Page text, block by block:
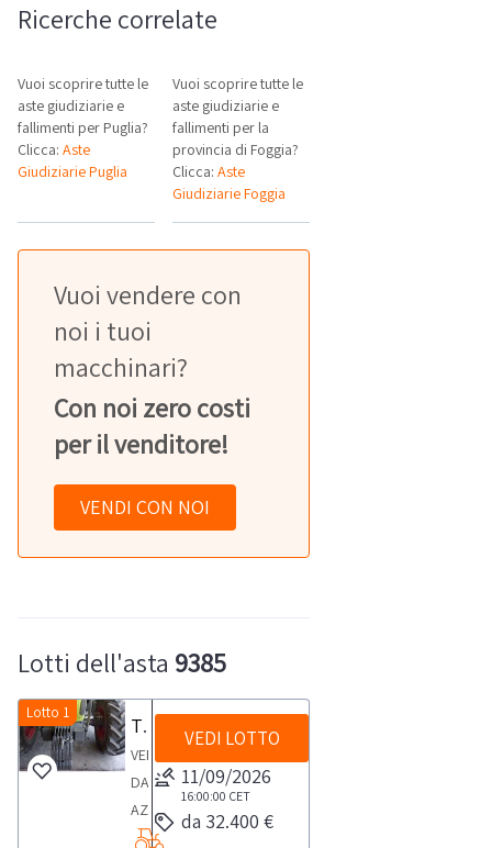
Ricerche correlate
Vuoi scoprire tutte le
aste giudiziarie e
fallimenti per Puglia?
Clicca: Aste
Giudiziarie Puglia
Vuoi scoprire tutte le
aste giudiziarie e
fallimenti per la
provincia di Foggia?
Clicca:Aste
Giudiziarie Foggia
Vuoi vendere con
noi i tuoi
macchinari?
Con noi zero costi
per il venditore!
VENDI CON NOI
Lotti dell'asta 9385
Lotto 1
Trattore CLAAS AXOS 240
VENDITA
DA
AZIENDA
ATTIVA
VEDI LOTTO
11/09/2026
16:00:00 CET
da 32.400 €